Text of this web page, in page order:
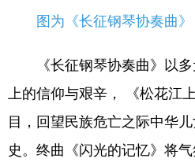
图为《长征钢琴协奏曲》
《长征钢琴协奏曲》以多
上的信仰与艰辛， 《松花江
目，回望民族危亡之际中华
史。终曲《闪光的记忆》将